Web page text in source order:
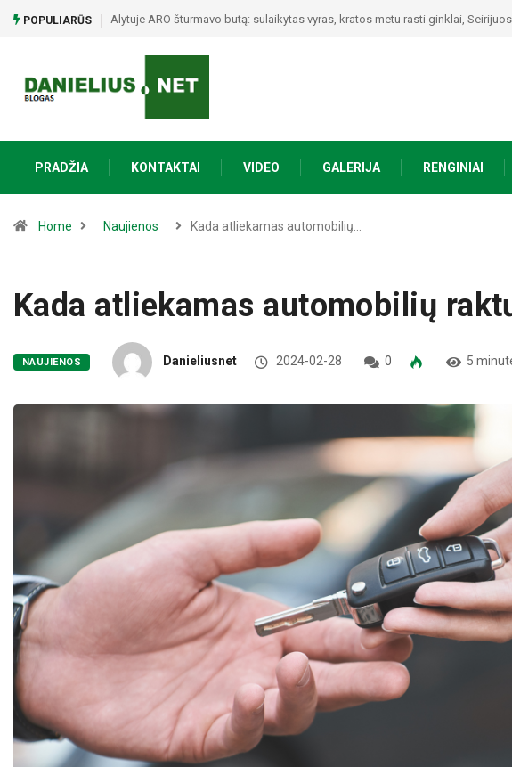
POPULIARŪS Alytuje ARO šturmavo butą: sulaikytas vyras, kratos metu rasti ginklai,
PRADŽIA KONTAKTAI VIDEO GALERIJA RENGINIAI
Home Naujienos Kada atliekamas automobilių…
Kada atliekamas automobilių
NAUJIENOS Danieliusnet 2024-02-28 0 5